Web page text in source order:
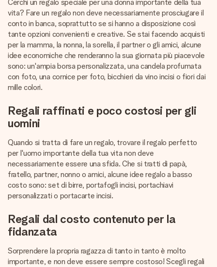
Cerchi un regalo speciale per una donna importante della tua
vita? Fare un regalo non deve necessariamente prosciugare il
conto in banca, soprattutto se si hanno a disposizione così
tante opzioni convenienti e creative. Se stai facendo acquisti
per la mamma, la nonna, la sorella, il partner o gli amici, alcune
idee economiche che renderanno la sua giornata più piacevole
sono: un'ampia borsa personalizzata, una candela profumata
con foto, una cornice per foto, bicchieri da vino incisi o fiori dai
mille colori.
Regali raffinati e poco costosi per gli
uomini
Quando si tratta di fare un regalo, trovare il regalo perfetto
per l'uomo importante della tua vita non deve
necessariamente essere una sfida. Che si tratti di papà,
fratello, partner, nonno o amici, alcune idee regalo a basso
costo sono: set di birre, portafogli incisi, portachiavi
personalizzati o portacarte incisi.
Regali dal costo contenuto per la
fidanzata
Sorprendere la propria ragazza di tanto in tanto è molto
importante, e non deve essere sempre costoso! Scegli regali